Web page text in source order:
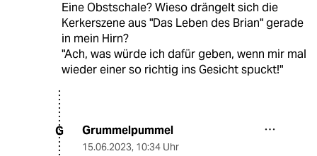
Eine Obstschale? Wieso drängelt sich die
Kerkerszene aus "Das Leben des Brian" gerade
in mein Hirn?
"Ach, was würde ich dafür geben, wenn mir mal
wieder einer so richtig ins Gesicht spuckt!"
G Grummelpummel
15.06.2023, 10:34 Uhr